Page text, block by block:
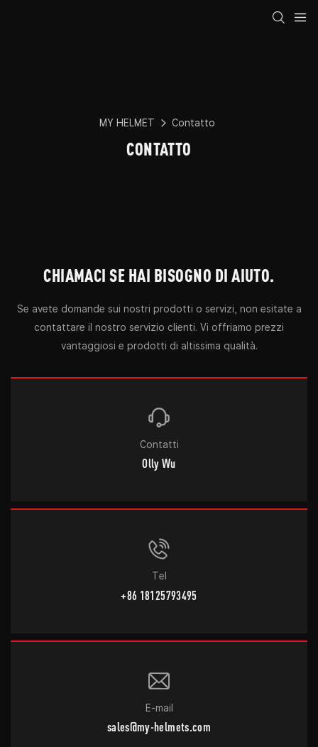
MY HELMET Contatto
CONTATTO
CHIAMACI SE HAI BISOGNO DI AIUTO.
Se avete domande sui nostri prodotti o servizi, non esitate a
contattare il nostro servizio clienti. Vi offriamo prezzi
vantaggiosi e prodotti di altissima qualità.
Contatti
Olly Wu
Tel
+86 18125793495
E-mail
sales@my-helmets.com